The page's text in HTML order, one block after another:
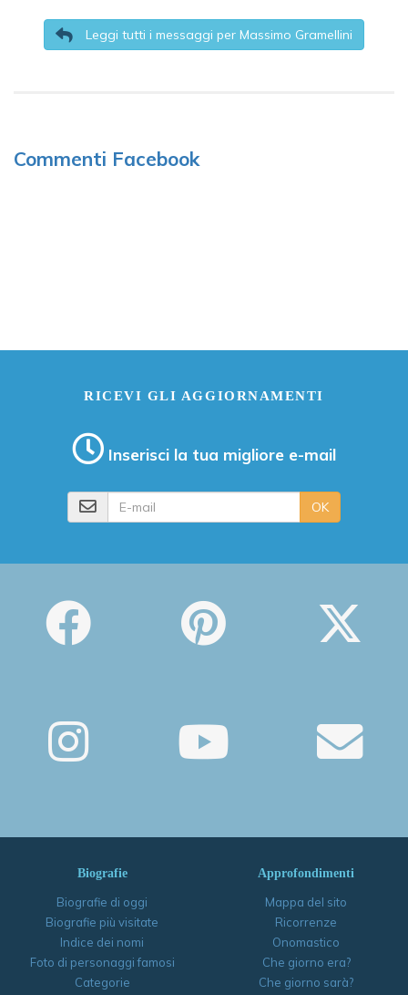
Leggi tutti i messaggi per Massimo Gramellini
Commenti Facebook
RICEVI GLI AGGIORNAMENTI
Inserisci la tua migliore e-mail
OK
Biografie
Biografie di oggi
Biografie più visitate
Indice dei nomi
Foto di personaggi famosi
Categorie
Approfondimenti
Mappa del sito
Ricorrenze
Onomastico
Che giorno era?
Che giorno sarà?